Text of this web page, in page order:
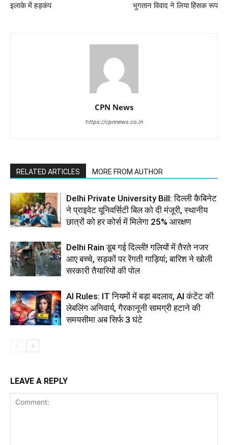
इलाके में हड़कंप
भुगतान विवाद ने लिया हिंसक रूप
CPN News
https://cpnnews.co.in
RELATED ARTICLES MORE FROM AUTHOR
Delhi Private University Bill: दिल्ली कैबिनेट
ने प्राइवेट यूनिवर्सिटी बिल को दी मंजूरी, स्थानीय
छात्रों को हर कोर्स में मिलेगा 25% आरक्षण
Delhi Rain डूब गई दिल्ली! गलियों में तैरते नजर
आए बच्चे, सड़कों पर रेंगती गाड़ियां; बारिश ने खोली
सरकारी तैयारियों की पोल
AI Rules: IT नियमों में बड़ा बदलाव, AI कंटेंट की
लेबलिंग अनिवार्य, गैरकानूनी सामग्री हटाने की
समयसीमा अब सिर्फ 3 घंटे
LEAVE A REPLY